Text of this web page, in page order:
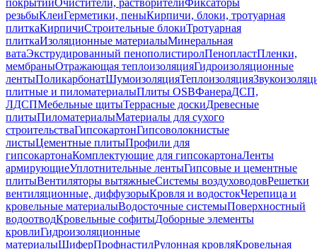
покрытийОчистители, растворителиФиксаторы
резьбыКлеиГерметики, пеныКирпичи, блоки, тротуарная
плиткаКирпичиСтроительные блокиТротуарная
плиткаИзоляционные материалыМинеральная
ватаЭкструдированный пенополистиролПенопластПленки,
мембраныОтражающая теплоизоляцияГидроизоляционные
лентыПоликарбонатШумоизоляцияТеплоизоляция
плитные и пиломатериалыПлиты OSBФанераДСП,
ЛДСПМебельные щитыТеррасные доскиДревесные
плитыПиломатериалыМатериалы для сухого
строительстваГипсокартонГипсоволокнистые
листыЦементные плитыПрофили для
гипсокартонаКомплектующие для гипсокартонаЛенты
армирующиеУплотнительные лентыГипсовые и цементные
плитыВентиляторы вытяжныеСистемы воздуховодовРешетки
вентиляционные, диффузорыКровля и водостокЧерепица и
кровельные материалыВодосточные системыПоверхностный
водоотводКровельные софитыДоборные элементы
кровлиГидроизоляционные
материалыШиферПрофнастилРулонная кровляКровельная